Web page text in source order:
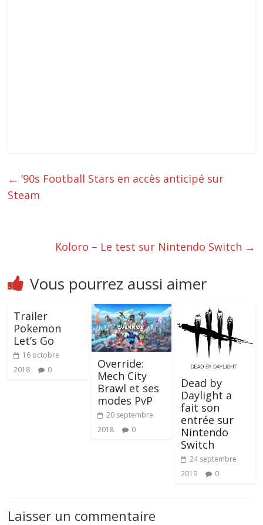
← ’90s Football Stars en accès anticipé sur
Steam
Koloro – Le test sur Nintendo Switch →
Vous pourrez aussi aimer
Trailer
Pokemon
Let’s Go
16 octobre
2018
0
Override:
Mech City
Brawl et ses
modes PvP
20 septembre
2018
0
Dead by
Daylight a
fait son
entrée sur
Nintendo
Switch
24 septembre
2019
0
Laisser un commentaire